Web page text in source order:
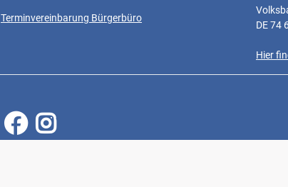
Terminvereinbarung Bürgerbüro
DE 74
Hier